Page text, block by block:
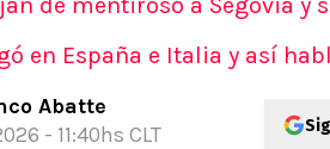
en España e Italia y así
Abatte
- 11:40hs CLT